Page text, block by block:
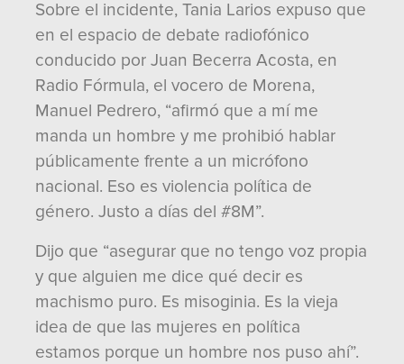
Sobre el incidente, Tania Larios expuso que
en el espacio de debate radiofónico
conducido por Juan Becerra Acosta, en
Radio Fórmula, el vocero de Morena,
Manuel Pedrero, “afirmó que a mí me
manda un hombre y me prohibió hablar
públicamente frente a un micrófono
nacional. Eso es violencia política de
género. Justo a días del #8M”.
Dijo que “asegurar que no tengo voz propia
y que alguien me dice qué decir es
machismo puro. Es misoginia. Es la vieja
idea de que las mujeres en política
estamos porque un hombre nos puso ahí”.